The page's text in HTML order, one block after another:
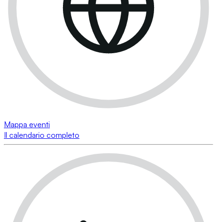
Mappa eventi
Il calendario completo